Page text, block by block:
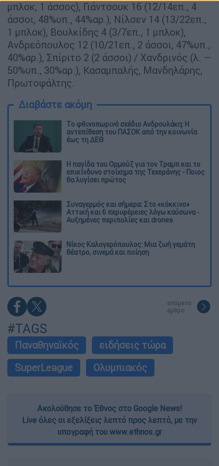
μπλοκ, 1 άσσος), Γιάντσουκ 16 (12/14επ., 4
άσσοι, 48%υπ., 44%αρ.), Νίλσεν 14 (13/22επ.,
1 μπλοκ), Βουλκίδης 4 (3/7επ., 1 μπλοκ),
Ανδρεόπουλος 12 (10/21επ., 2 άσσοι, 47%υπ.,
40%αρ.), Σπίριτο 2 (2 άσσοι) / Χανδρινός (λ. –
50%υπ., 30%αρ.), Κασαμπαλής, Μανδηλάρης,
Πρωτοψάλτης.
Διαβάστε ακόμη
Το φθινοπωρινό σχέδιο Ανδρουλάκη: Η
αντεπίθεση του ΠΑΣΟΚ από την κοινωνία
έως τη ΔΕΘ
Η παγίδα του Ορμούζ για τον Τραμπ και το
επικίνδυνο στοίχημα της Τεχεράνης - Ποιος
θα λυγίσει πρώτος
Συναγερμός και σήμερα: Στο «κόκκινο»
Αττική και 6 περιφέρειες λόγω καύσωνα -
Αυξημένες περιπολίες και drones
Νίκος Καλογερόπουλος: Μια ζωή γεμάτη
θέατρο, σινεμά και ποίηση
επόμενο
άρθρο
#TAGS
Παναθηναϊκός
ειδήσεις τώρα
SuperLeague
Ολυμπιακός
Ακολούθησε το Έθνος στο Google News!
Live όλες οι εξελίξεις λεπτό προς λεπτό, με την
υπογραφή του www.ethnos.gr